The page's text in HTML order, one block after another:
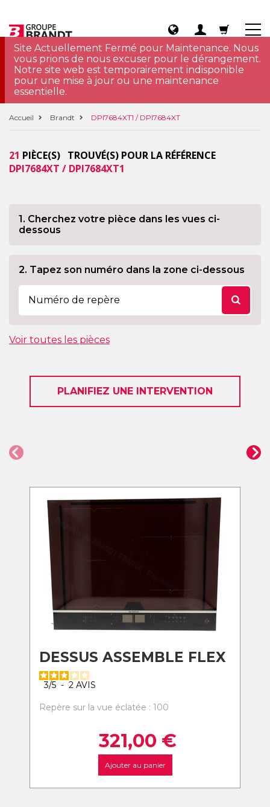
Site Actuellement Fermé pour Maintenance. Nous
vous prions de nous excuser pour le dérangement.
Notre site web est temporairement indisponible
pour une mise à jour ou une maintenance
essentielle.
Accueil Brandt DPI7684XT1 / DPI7684XT
21 PIÈCE(S) TROUVÉ(S) POUR LA RÉFÉRENCE
DPI7684XT / DPI7684XT1
1. Cherchez votre pièce dans les vues ci-
dessous
2. Tapez son numéro dans la zone ci-dessous
Voir toutes les pièces
PLANIFIEZ UNE INTERVENTION
DESSUS ASSEMBLE FLEX
3/5 - 2 AVIS
Repère sur la vue éclatée : 100
321,00 €
Ajouter au panier